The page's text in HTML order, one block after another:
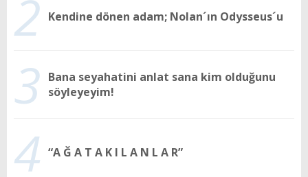
2 Kendine dönen adam; Nolan´ın Odysseus´u
3 Bana seyahatini anlat sana kim olduğunu
söyleyeyim!
4 “A Ğ A T A K I L A N L A R”